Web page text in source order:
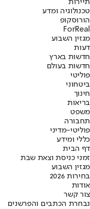
תיירות
טכנולוגיה ומדע
הורוסקופ
ForReal
מגזין השבוע
דעות
חדשות בארץ
חדשות בעולם
פוליטי
ביטחוני
חינוך
בריאות
משפט
תחבורה
פוליטי-מדיני
כללי ומידע
דף הבית
זמני כניסת וצאת שבת
מגזין השבוע
בחירות 2026
אודות
צור קשר
נבחרת הכתבים והפרשנים